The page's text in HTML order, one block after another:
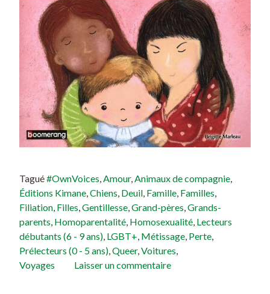
Tagué#OwnVoices Amour, Animaux de compagnie
Éditions Kimane Chiens Deuil Famille Familles
Filiation Filles Gentillesse Grand-pères Grands-
parents Homoparentalité Homosexualité Lecteurs
débutants (6 - 9 ans) LGBT+ Métissage Perte
Prélecteurs (0 - 5 ans) Queer, Voitures
Voyages
Laisser un commentaire